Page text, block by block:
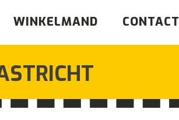
WINKELMAND CONTACT